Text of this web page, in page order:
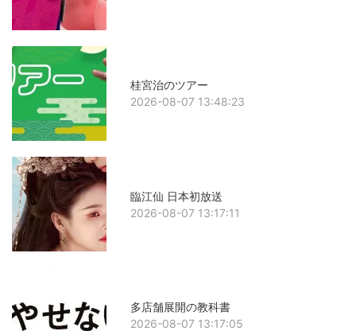
桂宮治のツアー
2026-08-07 13:48:23
臨江仙 日本初放送
2026-08-07 13:17:11
多店舗展開の教科書
2026-08-07 13:17:05